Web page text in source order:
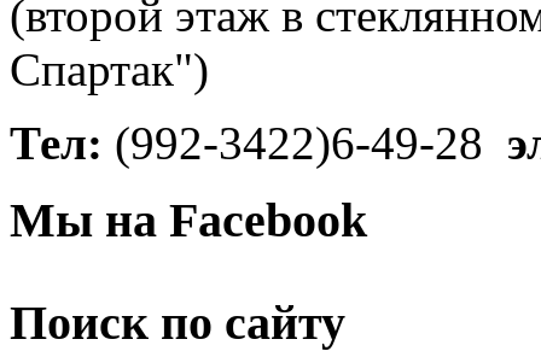
(второй этаж в
Спартак")
Тел: (992-3422)6-49-28
Мы на Facebook
Поиск по сайту